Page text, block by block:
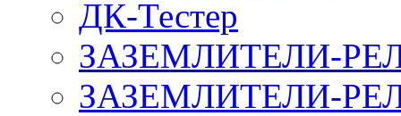
ДК-Тестер
ЗАЗЕМЛИТЕЛИ-
ЗАЗЕМЛИТЕЛИ-